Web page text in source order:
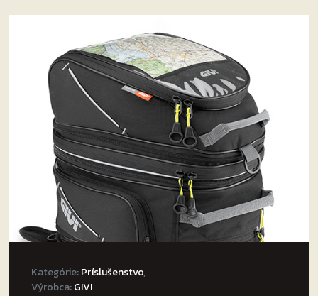
Kategórie:Príslušenstvo,
Výrobca:GIVI